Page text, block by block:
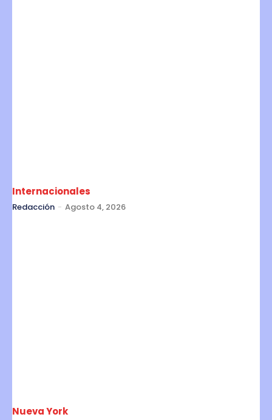
Internacionales
Redacción - Agosto 4, 2026
Nueva York